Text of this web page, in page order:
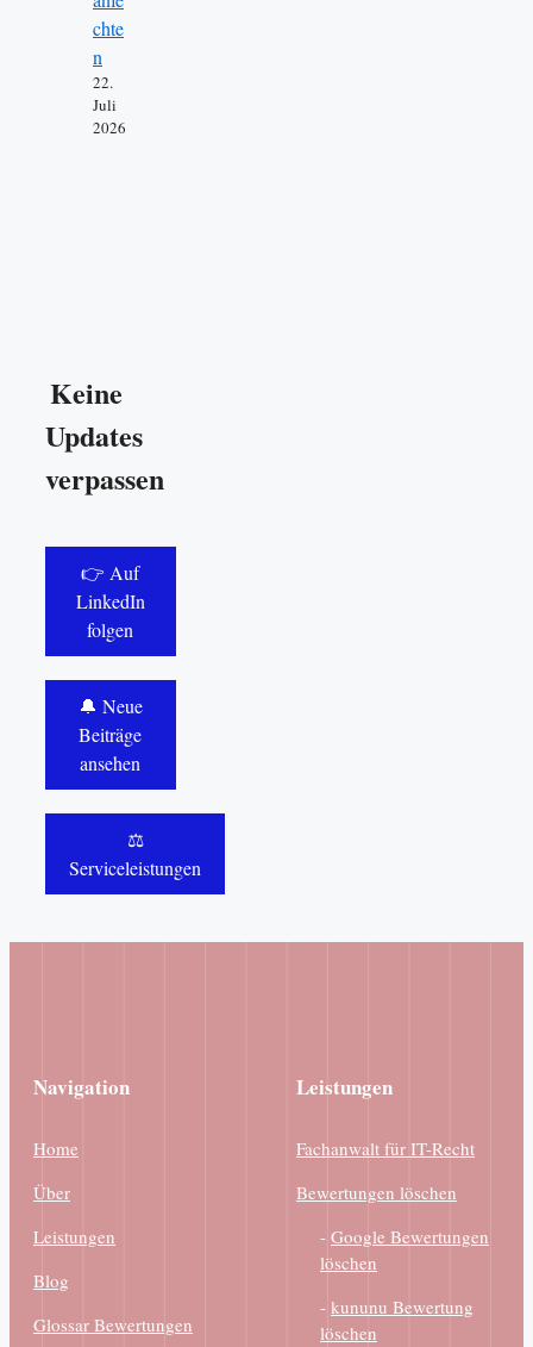
chte
n
22.
Juli
2026
Keine
Updates
verpassen
👉 Auf
LinkedIn
folgen
🔔 Neue
Beiträge
ansehen
⚖️
Serviceleistungen
Navigation
Home
Über
Leistungen
Blog
Glossar Bewertungen
Leistungen
Fachanwalt für IT-Recht
Bewertungen löschen
- Google Bewertungen
löschen
- kununu Bewertung
löschen